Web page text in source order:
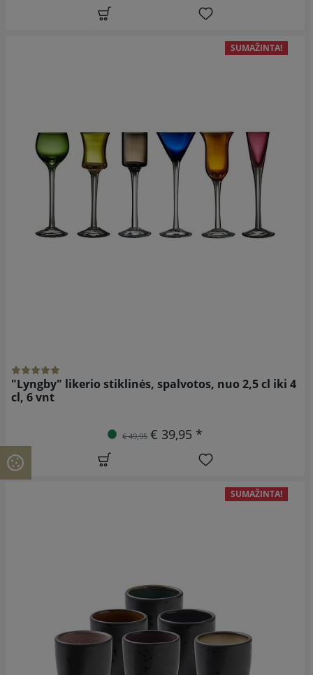
SUMAŽINTA!
"Lyngby" likerio stiklinės, spalvotos, nuo 2,5 cl iki 4
cl, 6 vnt
€ 49,95 € 39,95 *
SUMAŽINTA!